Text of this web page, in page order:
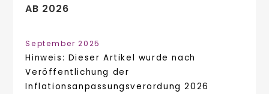
AB 2026
September 2025
Hinweis: Dieser Artikel wurde nach
Veröffentlichung der
Inflationsanpassungsverordung 2026